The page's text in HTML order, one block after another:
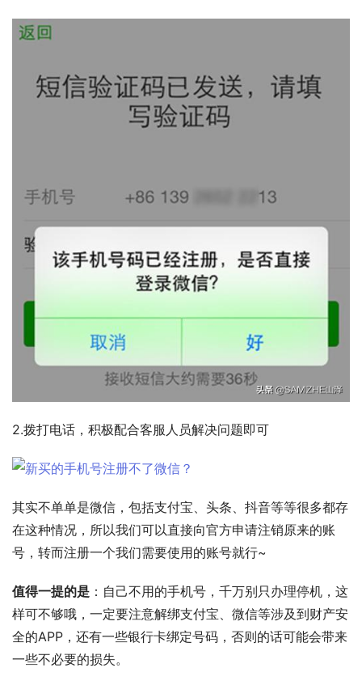
2.拨打电话，积极配合客服人员解决问题即可
其实不单单是微信，包括支付宝、头条、抖音等等很多都存
在这种情况，所以我们可以直接向官方申请注销原来的账
号，转而注册一个我们需要使用的账号就行~
值得一提的是 ：自己不用的手机号，千万别只办理停机，这
样可不够哦，一定要注意解绑支付宝、微信等涉及到财产安
全的APP，还有一些银行卡绑定号码，否则的话可能会带来
一些不必要的损失。